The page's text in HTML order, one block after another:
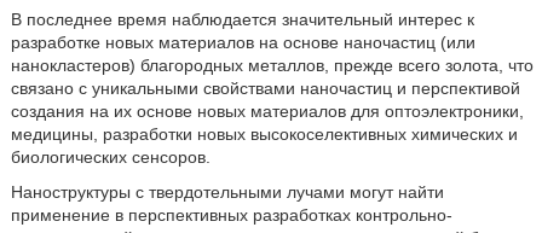
В последнее время наблюдается значительный интерес к
разработке новых материалов на основе наночастиц (или
нанокластеров) благородных металлов, прежде всего золота, что
связано с уникальными свойствами наночастиц и перспективой
создания на их основе новых материалов для оптоэлектроники,
медицины, разработки новых высокоселективных химических и
биологических сенсоров.
Наноструктуры с твердотельными лучами могут найти
применение в перспективных разработках контрольно-